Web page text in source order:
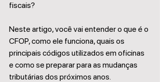
fiscais?
Neste artigo, você vai entender o que é o
CFOP, como ele funciona, quais os
principais códigos utilizados em oficinas
e como se preparar para as mudanças
tributárias dos próximos anos.